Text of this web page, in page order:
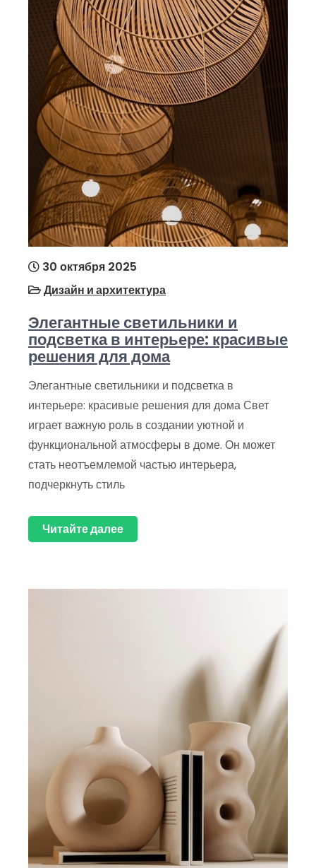
30 октября 2025
Дизайн и архитектура
Элегантные светильники и
подсветка в интерьере: красивые
решения для дома
Элегантные светильники и подсветка в
интерьере: красивые решения для дома Свет
играет важную роль в создании уютной и
функциональной атмосферы в доме. Он может
стать неотъемлемой частью интерьера,
подчеркнуть стиль
Читайте далее